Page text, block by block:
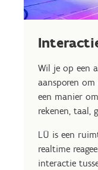
Wil je op een
aansporen
een manier
rekenen, taal,
LÜ is een
realtime
interactie